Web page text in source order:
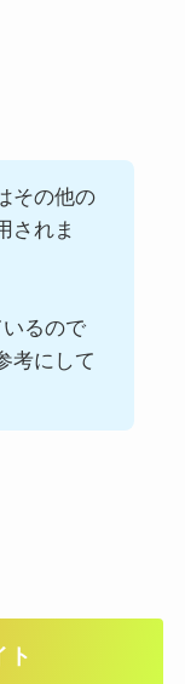
その他の
されま
るので
考にして
ト